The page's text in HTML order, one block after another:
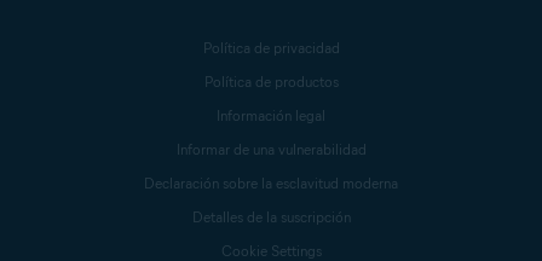
Política de privacidad
Política de productos
Información legal
Informar de una vulnerabilidad
Declaración sobre la esclavitud moderna
Detalles de la suscripción
Cookie Settings